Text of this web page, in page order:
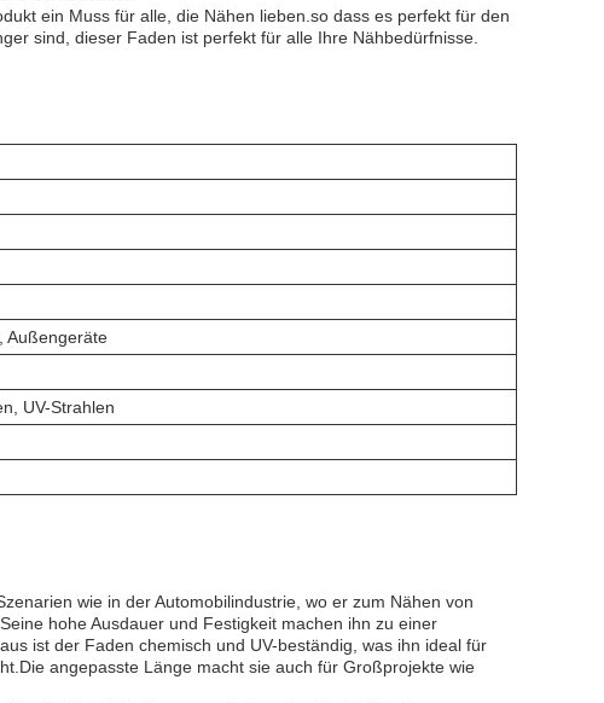
ein Muss für alle, die Nähen lieben.so dass es perfekt für den
sind, dieser Faden ist perfekt für alle Ihre Nähbedürfnisse.
Außengeräte
UV-Strahlen
wie in der Automobilindustrie, wo er zum Nähen von
hohe Ausdauer und Festigkeit machen ihn zu einer
ist der Faden chemisch und UV-beständig, was ihn ideal für
angepasste Länge macht sie auch für Großprojekte wie